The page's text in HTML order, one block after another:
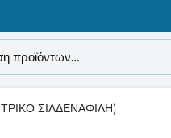
ΣΙΛΔΕΝΑΦΊΛΗ)